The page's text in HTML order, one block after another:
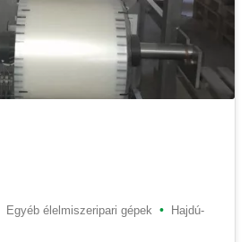
Egyéb élelmiszeripari gépek • Hajdú-